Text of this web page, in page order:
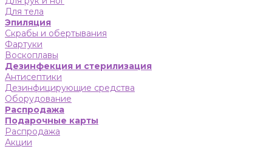
Для тела
Эпиляция
Скрабы и обертывания
Фартуки
Воскоплавы
Дезинфекция и стерилизация
Антисептики
Дезинфицирующие средства
Оборудование
Распродажа
Подарочные карты
Распродажа
Акции